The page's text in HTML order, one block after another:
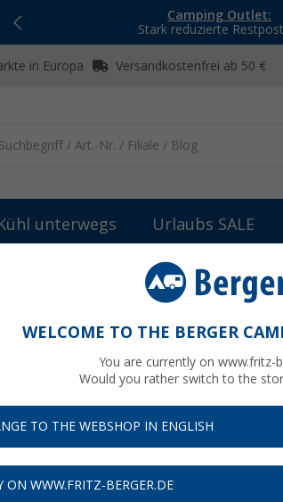
Camping Outlet:
Stark reduzierte
in Europa Versandkostenfrei ab 50 €
unterwegs Urlaubs SALE
Fiamma
links für F45S Fiamma
WELCOME TO THE BERGER
You are currently on www.fritz-
Would you rather switch to the
TO THE WEBSHOP IN ENGLISH
ON WWW.FRITZ-BERGER.DE